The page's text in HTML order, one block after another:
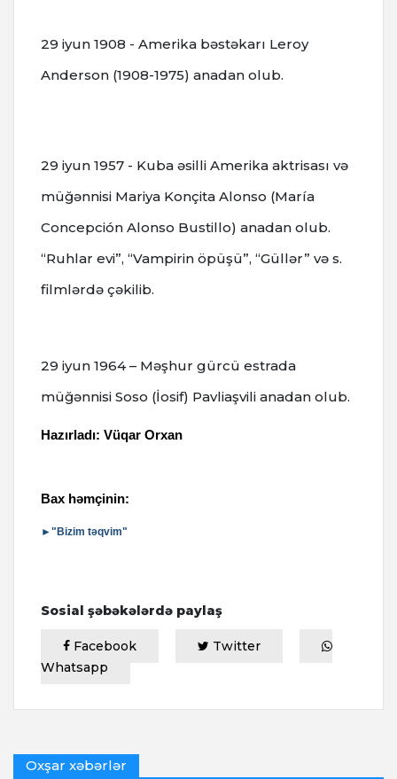
29 iyun 1908 - Amerika bəstəkarı Leroy
Anderson (1908-1975) anadan olub.
29 iyun 1957 - Kuba əsilli Amerika aktrisası və
müğənnisi Mariya Konçita Alonso (María
Concepción Alonso Bustillo) anadan olub.
“Ruhlar evi”, “Vampirin öpüşü”, “Güllər” və s.
filmlərdə çəkilib.
29 iyun 1964 – Məşhur gürcü estrada
müğənnisi Soso (İosif) Pavliaşvili anadan olub.
Hazırladı: Vüqar Orxan
Bax həmçinin:
►"Bizim təqvim"
Sosial şəbəkələrdə paylaş
Facebook
Twitter
Whatsapp
Oxşar xəbərlər